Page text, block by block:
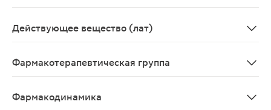
Действующее вещество (лат)
Фармакотерапевтическая группа
Фармакодинамика